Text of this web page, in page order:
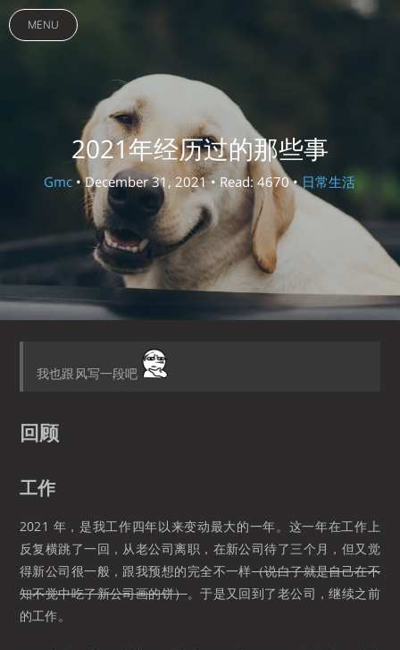
MENU
2021年经历过的那些事
Gmc • December 31, 2021 • Read: 4670 •日常生活
我也跟风写一段吧
回顾
工作
2021 年，是我工作四年以来变动最大的一年。这一年在工作上
反复横跳了一回，从老公司离职，在新公司待了三个月，但又觉
得新公司很一般，跟我预想的完全不一样（说白了就是自己在不
知不觉中吃了新公司画的饼）。于是又回到了老公司，继续之前
的工作。